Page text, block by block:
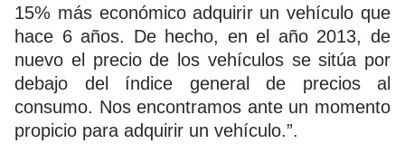
15% más económico adquirir un vehículo que
hace 6 años. De hecho, en el año 2013, de
nuevo el precio de los vehículos se sitúa por
debajo del índice general de precios al
consumo. Nos encontramos ante un momento
propicio para adquirir un vehículo.”.